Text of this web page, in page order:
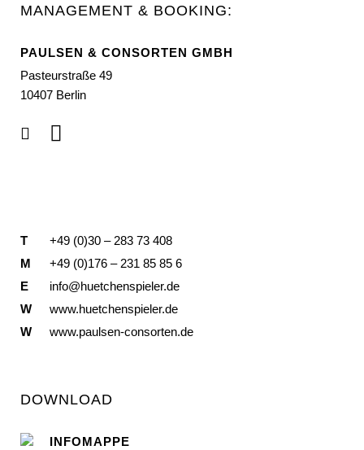
MANAGEMENT & BOOKING:
PAULSEN & CONSORTEN GMBH
Pasteurstraße 49
10407 Berlin
T
+49 (0)30 – 283 73 408
M
+49 (0)176 – 231 85 85 6
E
info@huetchenspieler.de
W
www.huetchenspieler.de
W
www.paulsen-consorten.de
DOWNLOAD
INFOMAPPE